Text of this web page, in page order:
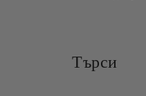
Търси